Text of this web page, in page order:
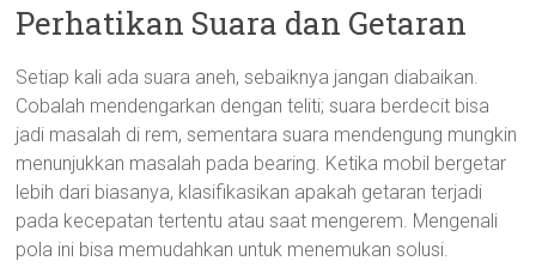
Perhatikan Suara dan Getaran
Setiap kali ada suara aneh, sebaiknya jangan diabaikan.
Cobalah mendengarkan dengan teliti; suara berdecit bisa
jadi masalah di rem, sementara suara mendengung mungkin
menunjukkan masalah pada bearing. Ketika mobil bergetar
lebih dari biasanya, klasifikasikan apakah getaran terjadi
pada kecepatan tertentu atau saat mengerem. Mengenali
pola ini bisa memudahkan untuk menemukan solusi.